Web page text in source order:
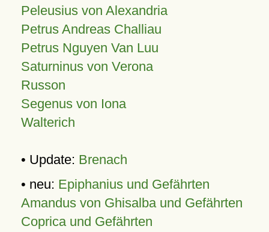
Peleusius von Alexandria
Petrus Andreas Challiau
Petrus Nguyen Van Luu
Saturninus von Verona
Russon
Segenus von Iona
Walterich
• Update: Brenach
• neu: Epiphanius und Gefährten
Amandus von Ghisalba und Gefährten
Coprica und Gefährten